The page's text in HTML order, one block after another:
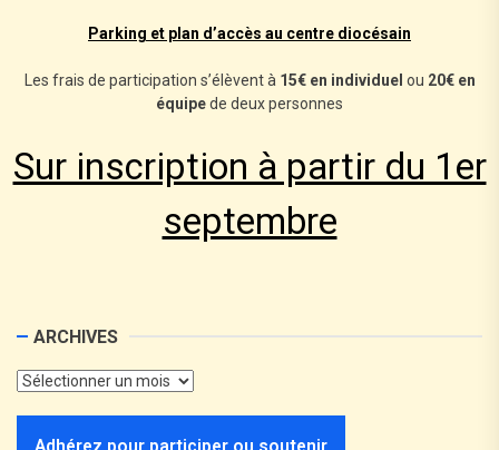
Parking et plan d’accès au centre diocésain
Les frais de participation s’élèvent à 15€ en individuel ou 20€ en
équipede deux personnes
Sur inscription à partir du 1er
septembre
ARCHIVES
Adhérez pour participer ou soutenir